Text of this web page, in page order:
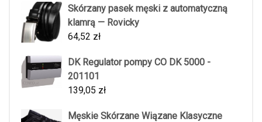
Skórzany pasek męski z automatyczną
klamrą — Rovicky
64,52 zł
DK Regulator pompy CO DK 5000 -
201101
139,05 zł
Męskie Skórzane Wiązane Klasyczne